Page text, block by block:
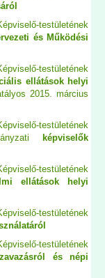
testületének
és Működési
testületének
ellátások helyi
2015. március
testületének
képviselők
testületének
ellátások helyi
testületének
testületének
és népi